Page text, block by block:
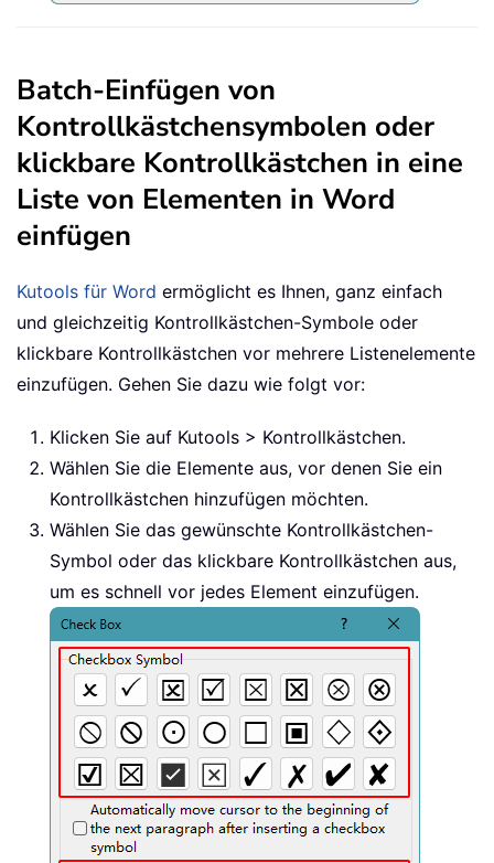
Batch-Einfügen von
Kontrollkästchensymbolen oder
klickbare Kontrollkästchen in eine
Liste von Elementen in Word
einfügen
Kutools für Word ermöglicht es Ihnen, ganz einfach
und gleichzeitig Kontrollkästchen-Symbole oder
klickbare Kontrollkästchen vor mehrere Listenelemente
einzufügen. Gehen Sie dazu wie folgt vor:
Klicken Sie auf Kutools > Kontrollkästchen.
Wählen Sie die Elemente aus, vor denen Sie ein
Kontrollkästchen hinzufügen möchten.
Wählen Sie das gewünschte Kontrollkästchen-
Symbol oder das klickbare Kontrollkästchen aus,
um es schnell vor jedes Element einzufügen.